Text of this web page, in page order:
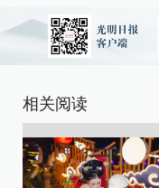
相关阅读